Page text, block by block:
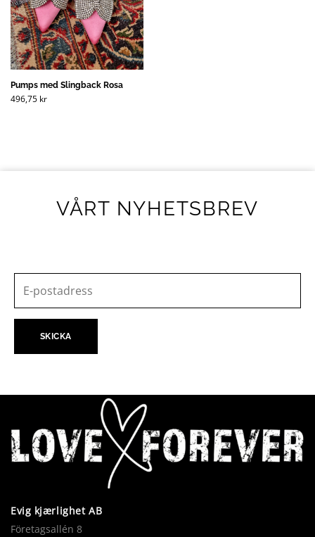
Pumps med Slingback Rosa
496,75 kr
VÅRT NYHETSBREV
Evig kjærlighet AB
Företagsallén 8